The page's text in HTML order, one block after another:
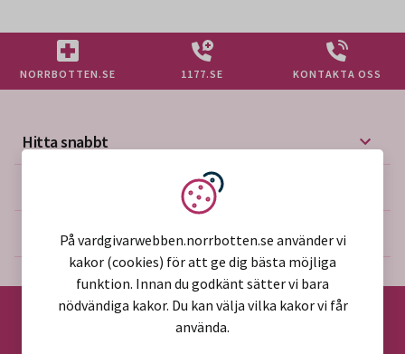
NORRBOTTEN.SE 1177.SE KONTAKTA OSS
Hitta snabbt
Mer på vårdgivarwebben
Om webbplatsen
Vi använder kakor
På vardgivarwebben.norrbotten.se använder vi
kakor (cookies) för att ge dig bästa möjliga
funktion. Innan du godkänt sätter vi bara
nödvändiga kakor. Du kan välja vilka kakor vi får
använda.